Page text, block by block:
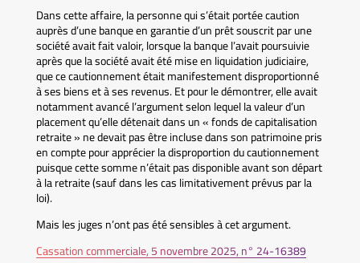
Dans cette affaire, la personne qui s’était portée caution
auprès d’une banque en garantie d’un prêt souscrit par une
société avait fait valoir, lorsque la banque l’avait poursuivie
après que la société avait été mise en liquidation judiciaire,
que ce cautionnement était manifestement disproportionné
à ses biens et à ses revenus. Et pour le démontrer, elle avait
notamment avancé l’argument selon lequel la valeur d’un
placement qu’elle détenait dans un « fonds de capitalisation
retraite » ne devait pas être incluse dans son patrimoine pris
en compte pour apprécier la disproportion du cautionnement
puisque cette somme n’était pas disponible avant son départ
à la retraite (sauf dans les cas limitativement prévus par la
loi).
Mais les juges n’ont pas été sensibles à cet argument.
Cassation commerciale, 5 novembre 2025, n° 24-16389